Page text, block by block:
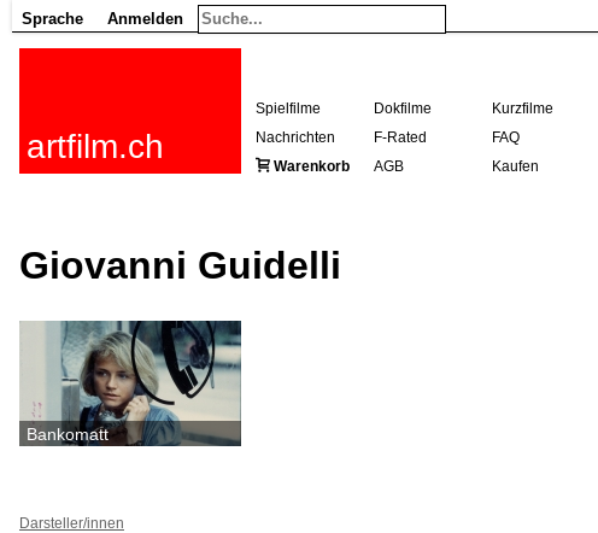
Sprache Anmelden
artfilm.ch
Spielfilme Dokfilme Kurzfilme
Nachrichten
F-Rated FAQ
Warenkorb
AGB Kaufen
Giovanni Guidelli
Bankomatt
Darsteller/innen